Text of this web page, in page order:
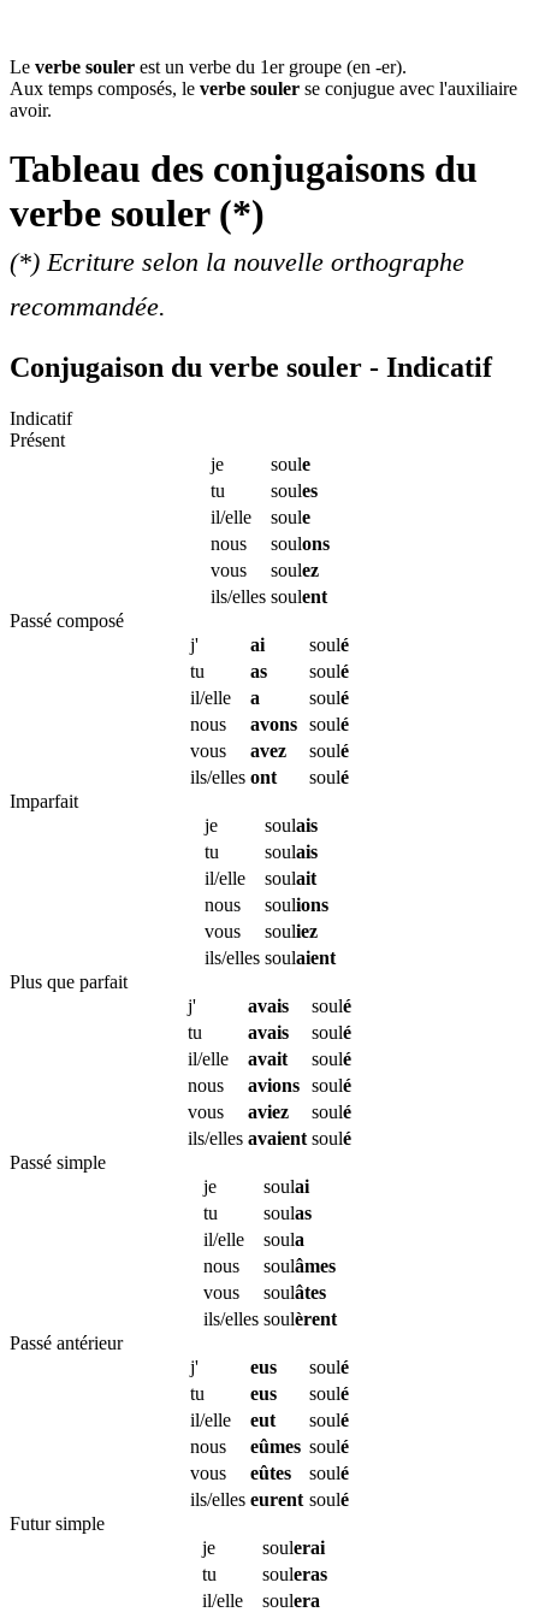
Le verbe souler est un verbe du 1er groupe (en -er).
Aux temps composés, le verbe souler se conjugue avec l'auxiliaire
avoir.
Tableau des conjugaisons du
verbe souler(*)
(*) Ecriture selon la nouvelle orthographe
recommandée.
Conjugaison du verbe souler - Indicatif
Indicatif
Présent
je
soule
tu
soules
il/elle
soule
nous
soulons
vous
soulez
ils/elles soulent
Passé composé
j'
ai soulé
tu
as soulé
il/elle
a soulé
nous
avons soulé
vous
avez soulé
ils/elles ont soulé
Imparfait
je
soulais
tu
soulais
il/elle
soulait
nous
soulions
vous
souliez
ils/elles soulaient
Plus que parfait
j'
avais soulé
tu
avais soulé
il/elle
avait soulé
nous
avions soulé
vous
aviez soulé
ils/elles avaient soulé
Passé simple
je
soulai
tu
soulas
il/elle
soula
nous
soulâmes
vous
soulâtes
ils/elles soulèrent
Passé antérieur
j'
eus soulé
tu
eus soulé
il/elle
eut soulé
nous
eûmes soulé
vous
eûtes soulé
ils/elles eurent soulé
Futur simple
je
soulerai
tu
souleras
il/elle
soulera